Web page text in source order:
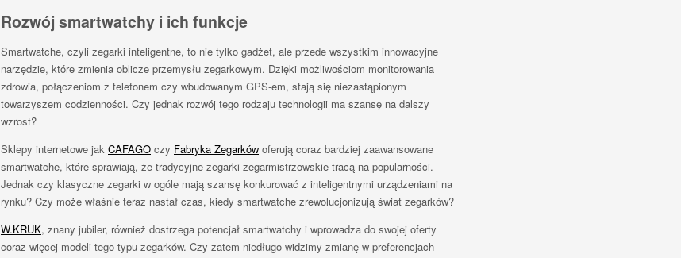
Rozwój smartwatchy i ich funkcje
Smartwatche, czyli zegarki inteligentne, to nie tylko gadżet, ale przede wszystkim innowacyjne
narzędzie, które zmienia oblicze przemysłu zegarkowym. Dzięki możliwościom monitorowania
zdrowia, połączeniom z telefonem czy wbudowanym GPS-em, stają się niezastąpionym
towarzyszem codzienności. Czy jednak rozwój tego rodzaju technologii ma szansę na dalszy
wzrost?
Sklepy internetowe jak CAFAGO czy Fabryka Zegarków oferują coraz bardziej zaawansowane
smartwatche, które sprawiają, że tradycyjne zegarki zegarmistrzowskie tracą na popularności.
Jednak czy klasyczne zegarki w ogóle mają szansę konkurować z inteligentnymi urządzeniami na
rynku? Czy może właśnie teraz nastał czas, kiedy smartwatche zrewolucjonizują świat zegarków?
W.KRUK, znany jubiler, również dostrzega potencjał smartwatchy i wprowadza do swojej oferty
coraz więcej modeli tego typu zegarków. Czy zatem niedługo widzimy zmianę w preferencjach